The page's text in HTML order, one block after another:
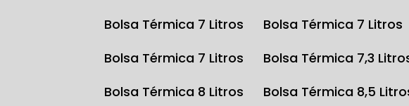
Bolsa Térmica 7 Litros
Bolsa Térmica 7 Litros
Bolsa Térmica 7 Litros
Bolsa Térmica 7,3
Bolsa Térmica 8 Litros
Bolsa Térmica 8,5